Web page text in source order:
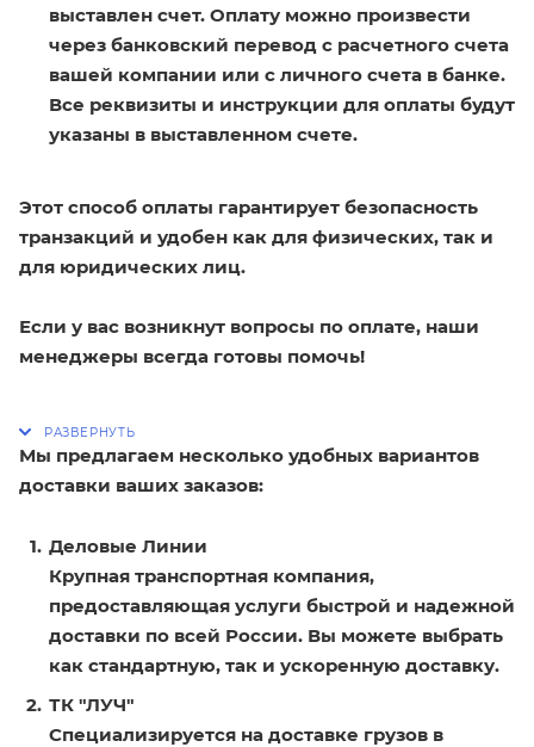
выставлен счет. Оплату можно произвести
через банковский перевод с расчетного счета
вашей компании или с личного счета в банке.
Все реквизиты и инструкции для оплаты будут
указаны в выставленном счете.
Этот способ оплаты гарантирует безопасность
транзакций и удобен как для физических, так и
для юридических лиц.
Если у вас возникнут вопросы по оплате, наши
менеджеры всегда готовы помочь!
Мы предлагаем несколько удобных вариантов
доставки ваших заказов:
Деловые Линии
Крупная транспортная компания,
предоставляющая услуги быстрой и надежной
доставки по всей России. Вы можете выбрать
как стандартную, так и ускоренную доставку.
ТК "ЛУЧ"
Специализируется на доставке грузов в